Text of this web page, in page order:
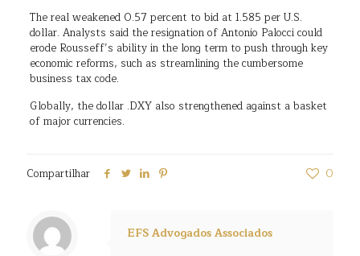
The real weakened 0.57 percent to bid at 1.585 per U.S.
dollar. Analysts said the resignation of Antonio Palocci could
erode Rousseff’s ability in the long term to push through key
economic reforms, such as streamlining the cumbersome
business tax code.
Globally, the dollar .DXY also strengthened against a basket
of major currencies.
Compartilhar 0
EFS Advogados Associados